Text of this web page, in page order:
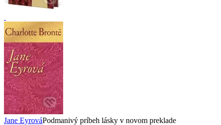
Jane EyrováPodmanivý príbeh lásky v novom preklade